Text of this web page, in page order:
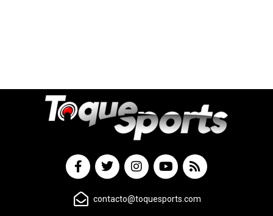
contacto@toquesports.com